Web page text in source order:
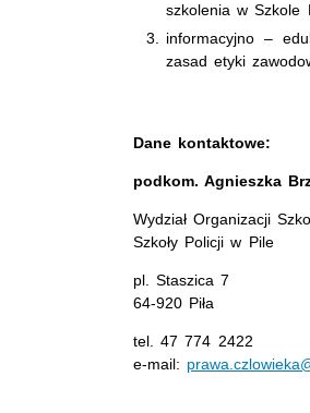
szkolenia w Szkole
informacyjno –
zasad etyki
Dane kontaktowe:
podkom. Agnieszka
Wydział Organizacji
Szkoły Policji w Pile
pl. Staszica 7
64-920 Piła
tel. 47 774 2422
e-mail: